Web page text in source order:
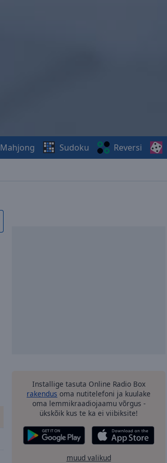
Mahjong Sudoku Reversi
Installige tasuta Online Radio Box
rakendus oma nutitelefoni ja kuulake
oma lemmikraadiojaamu võrgus -
ükskõik kus te ka ei viibiksite!
muud valikud